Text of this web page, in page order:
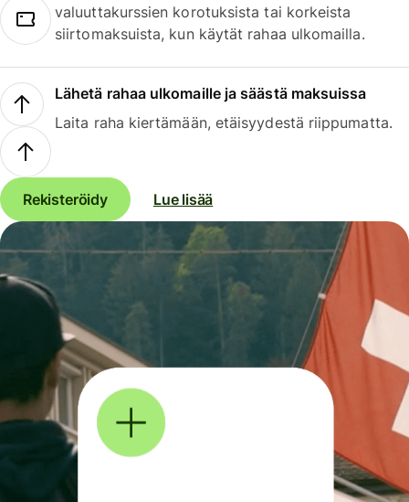
valuuttakurssien korotuksista tai korkeista
siirtomaksuista, kun käytät rahaa ulkomailla.
Lähetä rahaa ulkomaille ja säästä maksuissa
Laita raha kiertämään, etäisyydestä riippumatta.
Rekisteröidy Lue lisää